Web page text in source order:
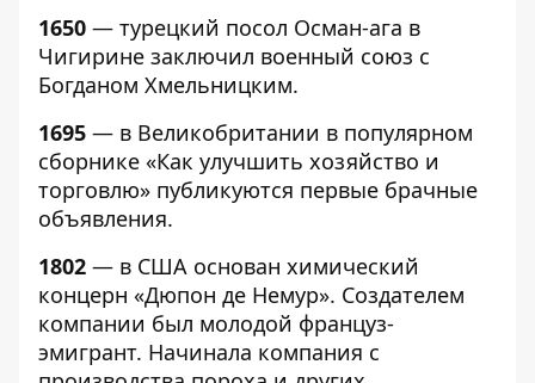
1650 — турецкий посол Осман-ага в
Чигирине заключил военный союз с
Богданом Хмельницким.
1695 — в Великобритании в популярном
сборнике «Как улучшить хозяйство и
торговлю» публикуются первые брачные
объявления.
1802 — в США основан химический
концерн «Дюпон де Немур». Создателем
компании был молодой француз-
эмигрант. Начинала компания с